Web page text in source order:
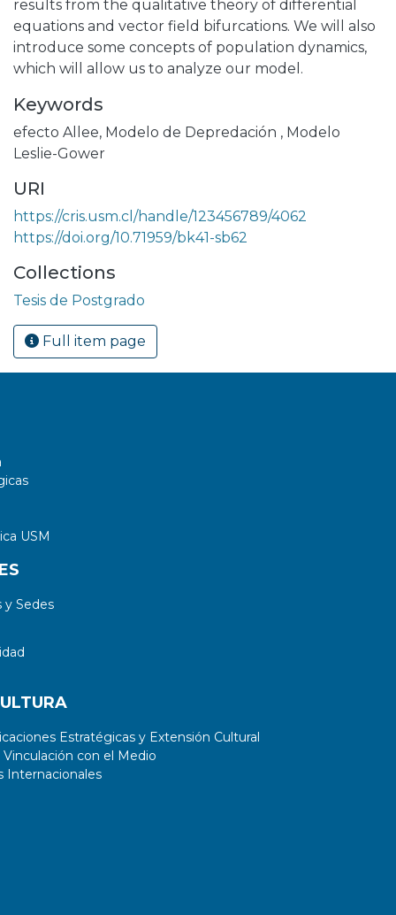
results from the qualitative theory of differential
equations and vector field bifurcations. We will also
introduce some concepts of population dynamics,
which will allow us to analyze our model.
Keywords
efecto Allee, Modelo de Depredación , Modelo
Leslie-Gower
URI
https://cris.usm.cl/handle/123456789/4062
https://doi.org/10.71959/bk41-sb62
Collections
Tesis de Postgrado
Full item page
USM
Sedes
Estratégicas y Extensión Cultural
con el Medio
Internacionales